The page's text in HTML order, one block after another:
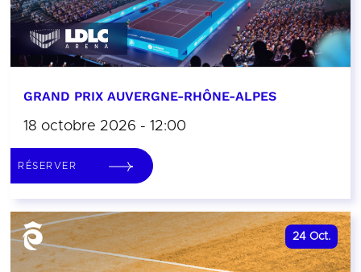
GRAND PRIX AUVERGNE-RHÔNE-ALPES
18 octobre 2026 - 12:00
RÉSERVER
24 Oct.